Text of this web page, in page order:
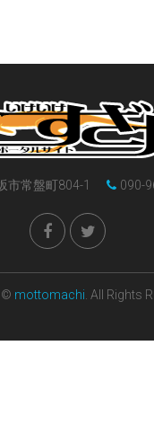
市常盤町804-1 090-
© mottomachi. All Rights